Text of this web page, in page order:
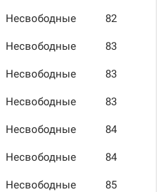
Несвободные 82
Несвободные 83
Несвободные 83
Несвободные 83
Несвободные 84
Несвободные 84
Несвободные 85